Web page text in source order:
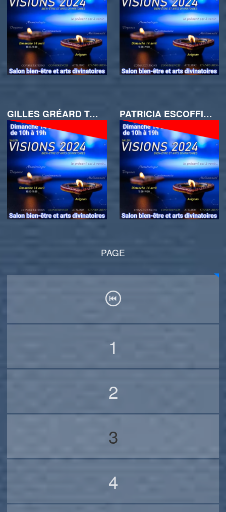
GILLES GRÉARD TAROLOGUE ET NUMÉROLOGUE AU SALON VISIONS DIMANCHE 14 AVRIL 2024 A LA SCIERIE PATRICIA ESCOFFIER MÉDIUM ET ENÉRGITICIENNE
PAGE
1
2
3
4